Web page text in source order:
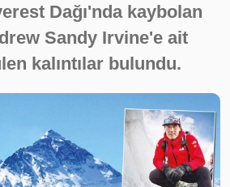
Dağı'nda kaybolan
Sandy Irvine'e ait
kalıntılar bulundu.